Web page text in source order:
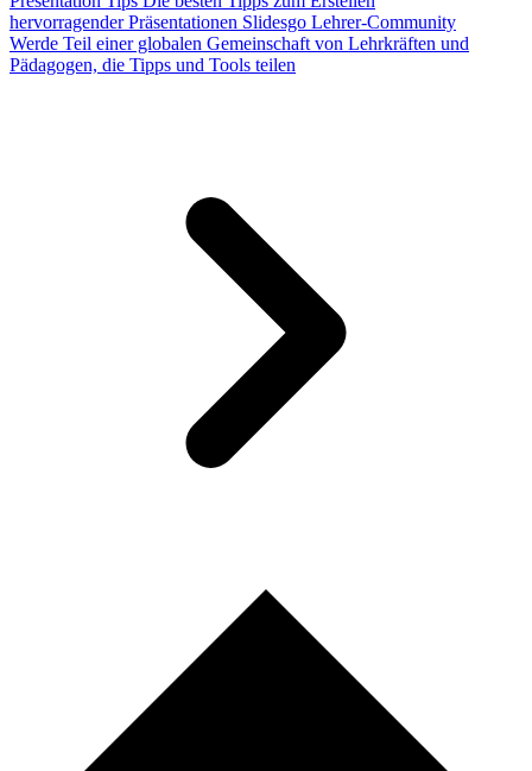
hervorragender Präsentationen Slidesgo Lehrer-Community
Werde Teil einer globalen Gemeinschaft von Lehrkräften und
Pädagogen, die Tipps und Tools teilen